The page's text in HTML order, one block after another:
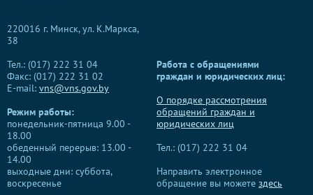
220016 г. Минск, ул. К.Маркса,
38
Тел.: (017) 222 31 04
Факс: (017) 222 31 02
E-mail: vns@vns.gov.by
Режим работы:
понедельник-пятница 9.00 -
18.00
обеденный перерыв: 13.00 -
14.00
выходные дни: суббота,
воскресенье
Работа с обращениями
граждан и юридических лиц:
О порядке рассмотрения
обращений граждан и
юридических лиц
Тел.: (017) 222 31 04
Направить электронное
обращение вы можете здесь